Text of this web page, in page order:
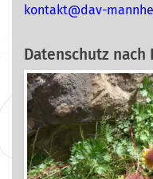
ehnna
m-vad
@tkat
nok
Datenschutz nach